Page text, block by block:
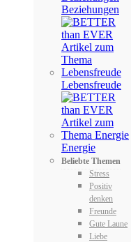
Beziehungen
Lebensfreude
Energie
Beliebte Themen
Stress
Positiv
denken
Freunde
Gute Laune
Liebe